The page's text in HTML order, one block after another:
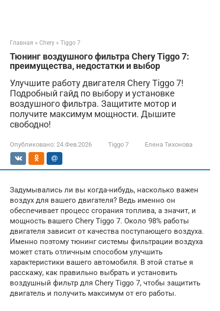
Главная » Chery » Tiggo 7
Тюнинг воздушного фильтра Chery Tiggo 7:
преимущества, недостатки и выбор
Улучшите работу двигателя Chery Tiggo 7!
Подробный гайд по выбору и установке
воздушного фильтра. Защитите мотор и
получите максимум мощности. Дышите
свободно!
Опубликовано: 24.Фев.2026 Tiggo 7 Елена Тихонова
Задумывались ли вы когда-нибудь, насколько важен
воздух для вашего двигателя? Ведь именно он
обеспечивает процесс сгорания топлива, а значит, и
мощность вашего Chery Tiggo 7. Около 98% работы
двигателя зависит от качества поступающего воздуха.
Именно поэтому тюнинг системы фильтрации воздуха
может стать отличным способом улучшить
характеристики вашего автомобиля. В этой статье я
расскажу, как правильно выбрать и установить
воздушный фильтр для Chery Tiggo 7, чтобы защитить
двигатель и получить максимум от его работы.